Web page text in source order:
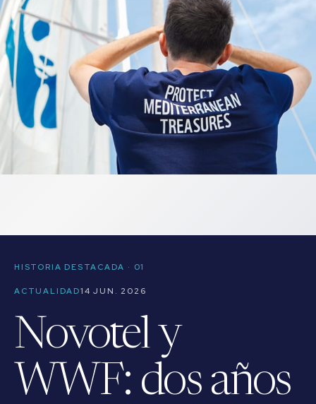
HISTORIA DESTACADA · 01
ACTUALIDAD14 JUN. 2026
Novotel y
WWF: dos años